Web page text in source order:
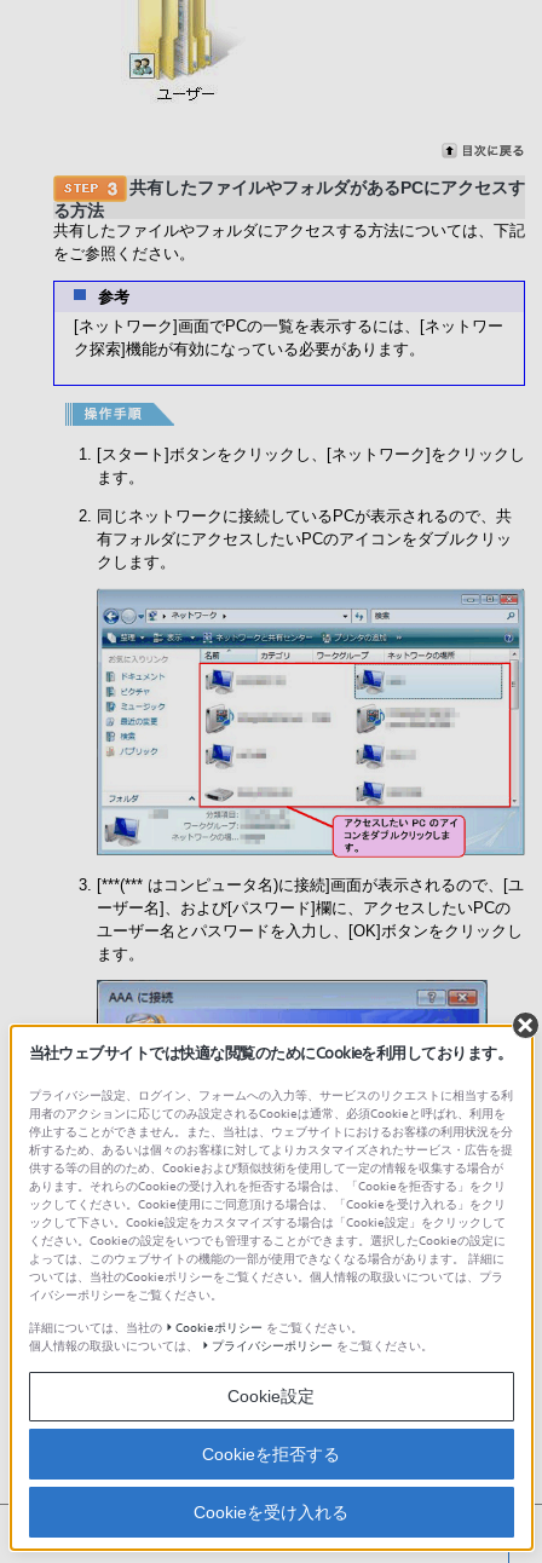
共有したファイルやフォルダがあるPCにアクセスす
る方法
共有したファイルやフォルダにアクセスする方法については、下記
をご参照ください。
参考
[ネットワーク]画面でPCの一覧を表示するには、[ネットワー
ク探索]機能が有効になっている必要があります。
[スタート]ボタンをクリックし、[ネットワーク]をクリックし
ます。
同じネットワークに接続しているPCが表示されるので、共
有フォルダにアクセスしたいPCのアイコンをダブルクリッ
クします。
[***(*** はコンピュータ名)に接続]画面が表示されるので、[ユ
ーザー名]、および[パスワード]欄に、アクセスしたいPCの
ユーザー名とパスワードを入力し、[OK]ボタンをクリックし
ます。
ご注意
ドではなく、アクセスされる側のユーザー名とパ
スワードが必要です。
アクセスする側のPCとアクセスされる側のPC双
方で、標準ユーザー(標準アカウントを持つユーザ
ー)にのみパスワードが設定されている場合ではア
クセスできません。
当社ウェブサイトでは快適な閲覧のためにCookieを利用しております。
プライバシー設定、ログイン、フォームへの入力等、サービスのリクエストに相当する利
用者のアクションに応じてのみ設定されるCookieは通常、必須Cookieと呼ばれ、利用を
停止することができません。また、当社は、ウェブサイトにおけるお客様の利用状況を分
析するため、あるいは個々のお客様に対してよりカスタマイズされたサービス・広告を提
供する等の目的のため、Cookieおよび類似技術を使用して一定の情報を収集する場合が
あります。それらのCookieの受け入れを拒否する場合は、「Cookieを拒否する」をクリ
ックしてください。Cookie使用にご同意頂ける場合は、「Cookieを受け入れる」をクリ
ックして下さい。Cookie設定をカスタマイズする場合は「Cookie設定」をクリックして
ください。Cookieの設定をいつでも管理することができます。選択したCookieの設定に
よっては、このウェブサイトの機能の一部が使用できなくなる場合があります。 詳細に
ついては、当社のCookieポリシーをご覧ください。個人情報の取扱いについては、プラ
イバシーポリシーをご覧ください。
詳細については、当社の
Cookieポリシー をご覧ください。
個人情報の取扱いについては、
プライバシーポリシー をご覧ください。
Cookie設定
Cookieを拒否する
Cookieを受け入れる
thumb_up 役に立った thumb_down 役に立たなかった